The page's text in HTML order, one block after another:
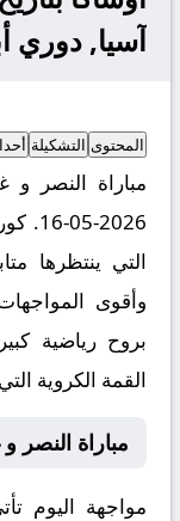
آسيا, دوري أبطال
المحتوى التشكيلة
مباراة النصر و
التي ينتظرها
وأقوى
بروح رياضية
القمة الكروية
مباراة النصر
مواجهة اليوم